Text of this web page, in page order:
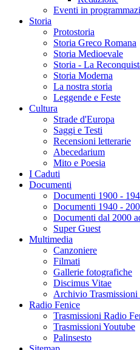
Eventi in
Storia
Protostoria
Storia Greco Romana
Storia Medioevale
Storia - La
Storia Moderna
La nostra storia
Leggende e Feste
Cultura
Strade d'Europa
Saggi e Testi
Recensioni letterarie
Abecedarium
Mito e Poesia
I Caduti
Documenti
Documenti 1900 -
Documenti 1940 -
Documenti dal 2000
Super Guest
Multimedia
Canzoniere
Filmati
Gallerie fotografiche
Discimus Vitae
Archivio Trasmissioni
Radio Fenice
Trasmissioni Radio
Trasmissioni Youtube
Palinsesto